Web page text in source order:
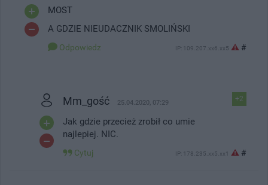
MOST
A GDZIE NIEUDACZNIK SMOLIŃSKI
Odpowiedz IP: 109.207.xx6.xx5 #
+2
Mm_gość 25.04.2020, 07:29
Jak gdzie przecież zrobił co umie
najlepiej. NIC.
Cytuj IP: 178.235.xx5.xx1 #